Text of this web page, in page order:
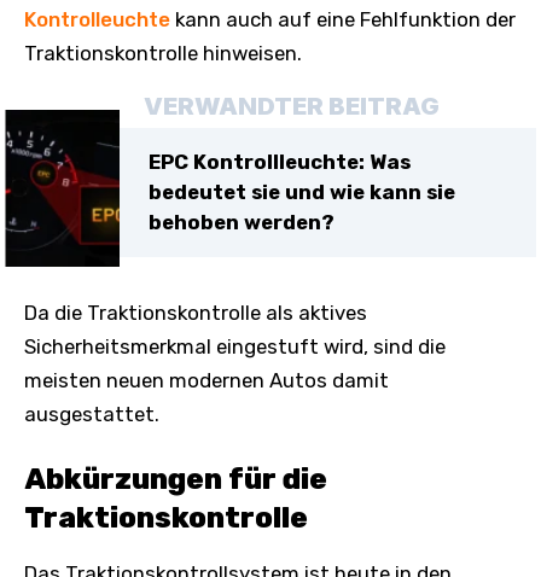
Kontrolleuchte kann auch auf eine Fehlfunktion der
Traktionskontrolle hinweisen.
VERWANDTER BEITRAG
EPC Kontrollleuchte: Was
bedeutet sie und wie kann sie
behoben werden?
Da die Traktionskontrolle als aktives
Sicherheitsmerkmal eingestuft wird, sind die
meisten neuen modernen Autos damit
ausgestattet.
Abkürzungen für die
Traktionskontrolle